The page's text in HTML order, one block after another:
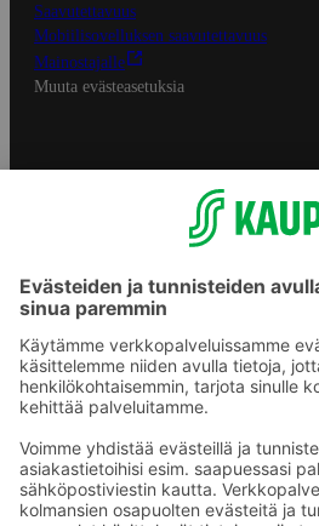
Saavutettavuus
Mobiilisovelluksen saavutettavuus
Mainostajalle
Muuta evästeasetuksia
S-ryhmän palvelut
Asiakasomistajuus
Yhteishyvä Ruoka -sovellus
Prisma.fi
Sokos.fi
S-Pankki
Sokos Hotels
Raflaamo